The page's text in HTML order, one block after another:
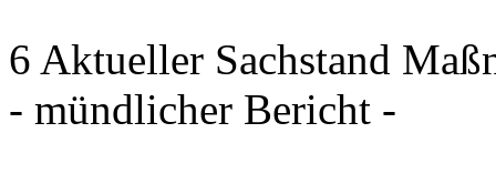
6 Aktueller Sachstand
- mündlicher Bericht -